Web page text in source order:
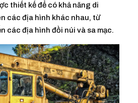
thiết kế để có khả năng di
các địa hình khác nhau, từ
các địa hình đồi núi và sa mạc.